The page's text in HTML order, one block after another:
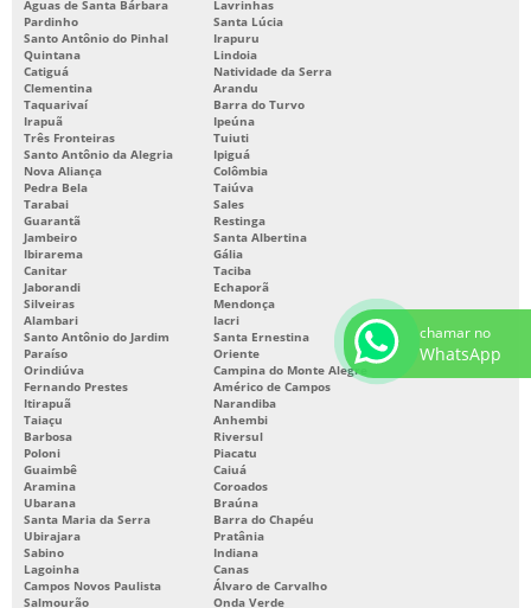
Águas de Santa Bárbara
Lavrinhas
Pardinho
Santa Lúcia
Santo Antônio do Pinhal
Irapuru
Quintana
Lindoia
Catiguá
Natividade da Serra
Clementina
Arandu
Taquarivaí
Barra do Turvo
Irapuã
Ipeúna
Três Fronteiras
Tuiuti
Santo Antônio da Alegria
Ipiguá
Nova Aliança
Colômbia
Pedra Bela
Taiúva
Tarabai
Sales
Guarantã
Restinga
Jambeiro
Santa Albertina
Ibirarema
Gália
Canitar
Taciba
Jaborandi
Echaporã
Silveiras
Mendonça
Alambari
Iacri
Santo Antônio do Jardim
Santa Ernestina
Paraíso
Oriente
Orindiúva
Campina do Monte Alegre
Fernando Prestes
Américo de Campos
Itirapuã
Narandiba
Taiaçu
Anhembi
Barbosa
Riversul
Poloni
Piacatu
Guaimbê
Caiuá
Aramina
Coroados
Ubarana
Braúna
Santa Maria da Serra
Barra do Chapéu
Ubirajara
Pratânia
Sabino
Indiana
Lagoinha
Canas
Campos Novos Paulista
Álvaro de Carvalho
Salmourão
Onda Verde
chamar no
WhatsApp